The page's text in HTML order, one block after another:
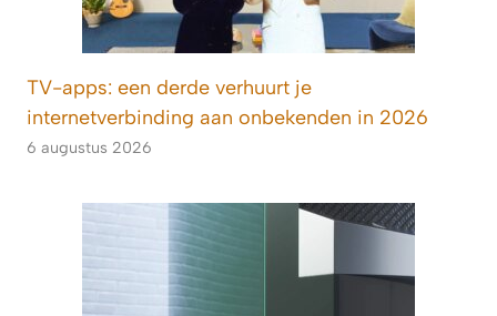
TV-apps: een derde verhuurt je
internetverbinding aan onbekenden in 2026
6 augustus 2026